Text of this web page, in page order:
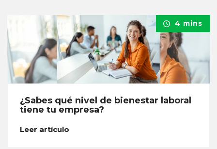
4 mins
¿Sabes qué nivel de bienestar laboral
tiene tu empresa?
Leer artículo